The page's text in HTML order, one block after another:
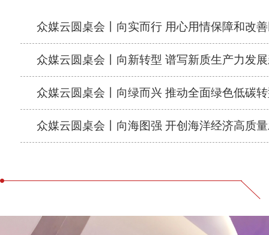
众媒云圆桌会丨向实而行 用心用情保障和改
众媒云圆桌会丨向新转型 谱写新质生产力发
众媒云圆桌会丨向绿而兴 推动全面绿色低碳
众媒云圆桌会丨向海图强 开创海洋经济高质